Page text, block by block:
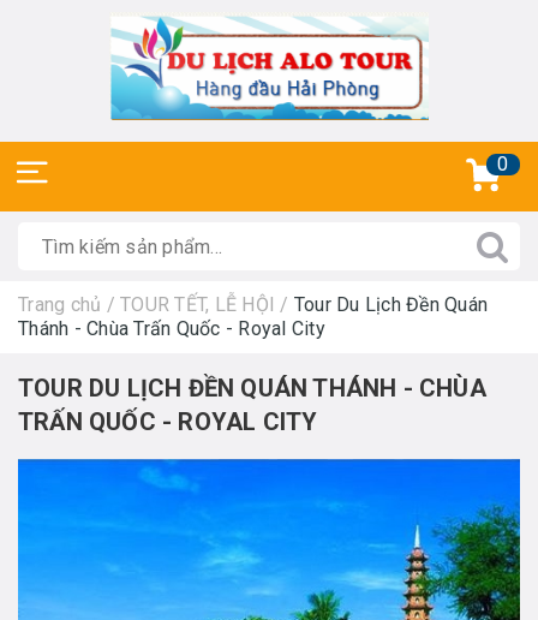
0
Trang chủ / TOUR TẾT, LỄ HỘI / Tour Du Lịch Đền Quán
Thánh - Chùa Trấn Quốc - Royal City
TOUR DU LỊCH ĐỀN QUÁN THÁNH - CHÙA
TRẤN QUỐC - ROYAL CITY